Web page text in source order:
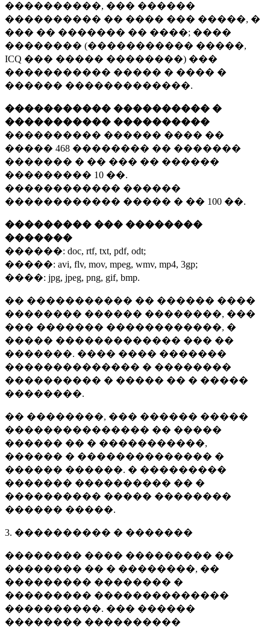
����������, ��� ������
���������� �� ���� ��� �����, �
��� �� ������� �� ����; ����
�������� (����������� �����,
ICQ ��� ����� ��������) ���
����������� ����� � ���� �
������ �������������.
����������� ���������� �
����������� ����������
���������� ������ ���� ��
����� 468 �������� �� �������
������� � �� ��� �� ������
��������� 10 ��.
������������ ������
������������ ����� � �� 100 ��.
��������� ��� ��������
�������
������: doc, rtf, txt, pdf, odt;
�����: avi, flv, mov, mpeg, wmv, mp4, 3gp;
����: jpg, jpeg, png, gif, bmp.
�� ����������� �� ������ ����
�������� ������ ��������, ���
��� ������� ������������, �
����� ������������� ��� ��
�������. ���� ���� �������
�������������� � ��������
���������� � ����� �� � �����
��������.
�� ��������, ��� ������ �����
��������������� �� �����
������ �� � �����������,
������ � �������������� �
������ ������. � ���������
������� ���������� �� �
���������� ����� ��������
������ �����.
3. ���������� � �������
�������� ���� ��������� ��
�������� �� � ��������, ��
��������� �������� �
��������� ��������������
����������. ��� ������
�������� ����������